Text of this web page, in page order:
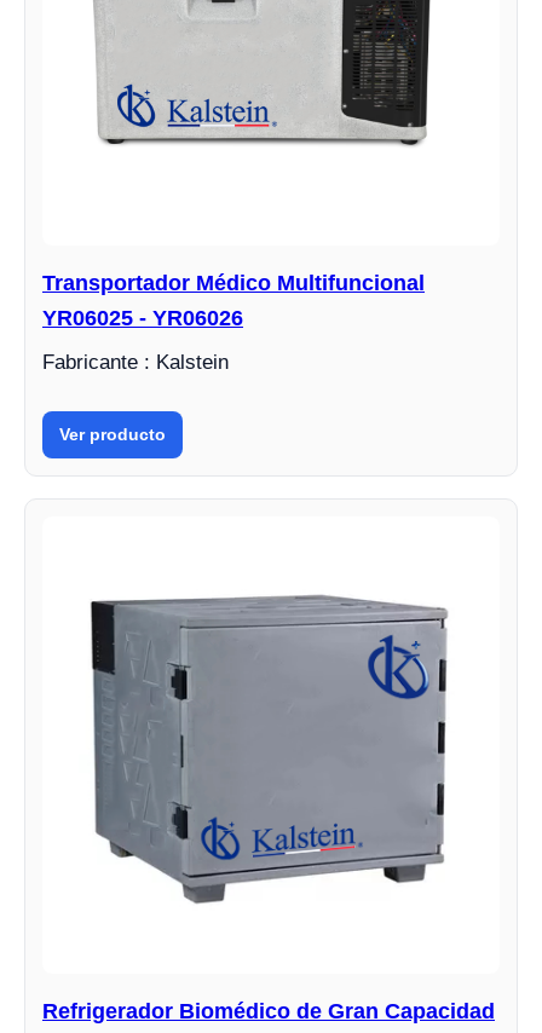
Transportador Médico Multifuncional
YR06025 - YR06026
Fabricante : Kalstein
Ver producto
Refrigerador Biomédico de Gran Capacidad